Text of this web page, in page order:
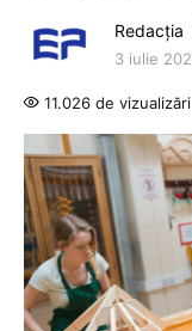
Redacția
3 iulie
11.026 de vizualizări